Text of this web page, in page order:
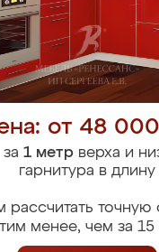
от 48
за 1 метрверха и
гарнитура в длину
точную
менее, чем за 15